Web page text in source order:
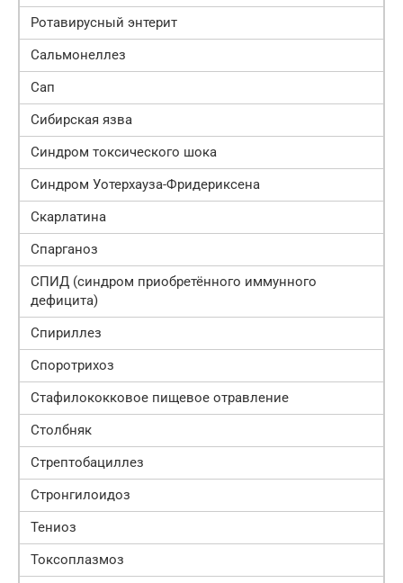
Ротавирусный энтерит
Сальмонеллез
Сап
Сибирская язва
Синдром токсического шока
Синдром Уотерхауза-Фридериксена
Скарлатина
Спарганоз
СПИД (синдром приобретённого иммунного
дефицита)
Спириллез
Споротрихоз
Стафилококковое пищевое отравление
Столбняк
Стрептобациллез
Стронгилоидоз
Тениоз
Токсоплазмоз